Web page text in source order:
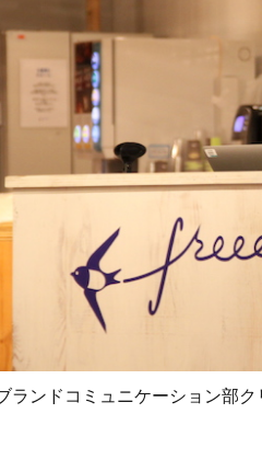
ランドコミュニケーション部